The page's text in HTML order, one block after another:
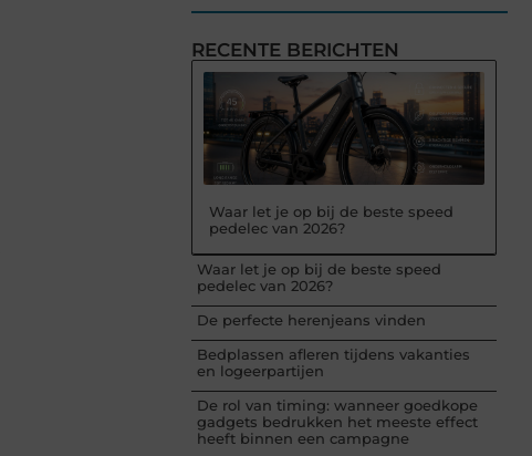
RECENTE BERICHTEN
Waar let je op bij de beste speed
pedelec van 2026?
Waar let je op bij de beste speed
pedelec van 2026?
De perfecte herenjeans vinden
Bedplassen afleren tijdens vakanties
en logeerpartijen
De rol van timing: wanneer goedkope
gadgets bedrukken het meeste effect
heeft binnen een campagne